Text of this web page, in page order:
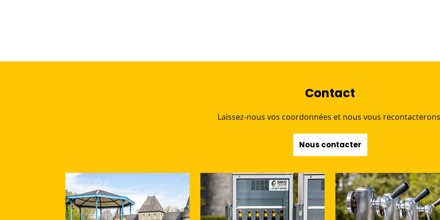
Contact
Laissez-nous vos coordonnées et nous vous
Nous contacter